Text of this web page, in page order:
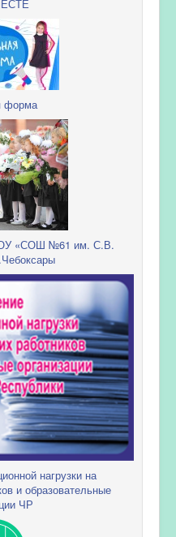
форма
«СОШ №61 им. С.В.
нагрузки на
и образовательные
ЧР